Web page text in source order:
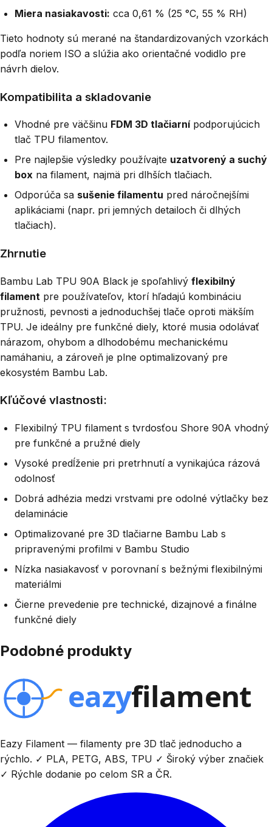
Miera nasiakavosti: cca 0,61 % (25 °C, 55 % RH)
Tieto hodnoty sú merané na štandardizovaných vzorkách
podľa noriem ISO a slúžia ako orientačné vodidlo pre
návrh dielov.
Kompatibilita a skladovanie
Vhodné pre väčšinu FDM 3D tlačiarnípodporujúcich
tlač TPU filamentov.
Pre najlepšie výsledky používajte uzatvorený a suchý
box na filament, najmä pri dlhších tlačiach.
Odporúča sa sušenie filamentu pred náročnejšími
aplikáciami (napr. pri jemných detailoch či dlhých
tlačiach).
Zhrnutie
Bambu Lab TPU 90A Black je spoľahlivý flexibilný
filament pre používateľov, ktorí hľadajú kombináciu
pružnosti, pevnosti a jednoduchšej tlače oproti mäkším
TPU. Je ideálny pre funkčné diely, ktoré musia odolávať
nárazom, ohybom a dlhodobému mechanickému
namáhaniu, a zároveň je plne optimalizovaný pre
ekosystém Bambu Lab.
Kľúčové vlastnosti:
Flexibilný TPU filament s tvrdosťou Shore 90A vhodný
pre funkčné a pružné diely
Vysoké predĺženie pri pretrhnutí a vynikajúca rázová
odolnosť
Dobrá adhézia medzi vrstvami pre odolné výtlačky bez
delaminácie
Optimalizované pre 3D tlačiarne Bambu Lab s
pripravenými profilmi v Bambu Studio
Nízka nasiakavosť v porovnaní s bežnými flexibilnými
materiálmi
Čierne prevedenie pre technické, dizajnové a finálne
funkčné diely
Podobné produkty
Eazy Filament — filamenty pre 3D tlač jednoducho a
rýchlo. ✓ PLA, PETG, ABS, TPU ✓ Široký výber značiek
✓ Rýchle dodanie po celom SR a ČR.